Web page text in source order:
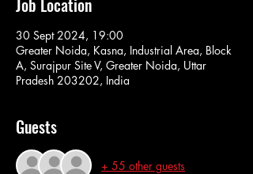
Job Location
30 Sept 2024, 19:00
Greater Noida, Kasna, Industrial Area, Block
A, Surajpur Site V, Greater Noida, Uttar
Pradesh 203202, India
Guests
+ 55 other guests